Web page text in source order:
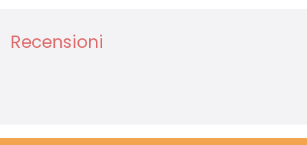
Recensioni